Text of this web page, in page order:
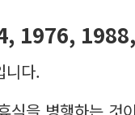
1976,
니다.